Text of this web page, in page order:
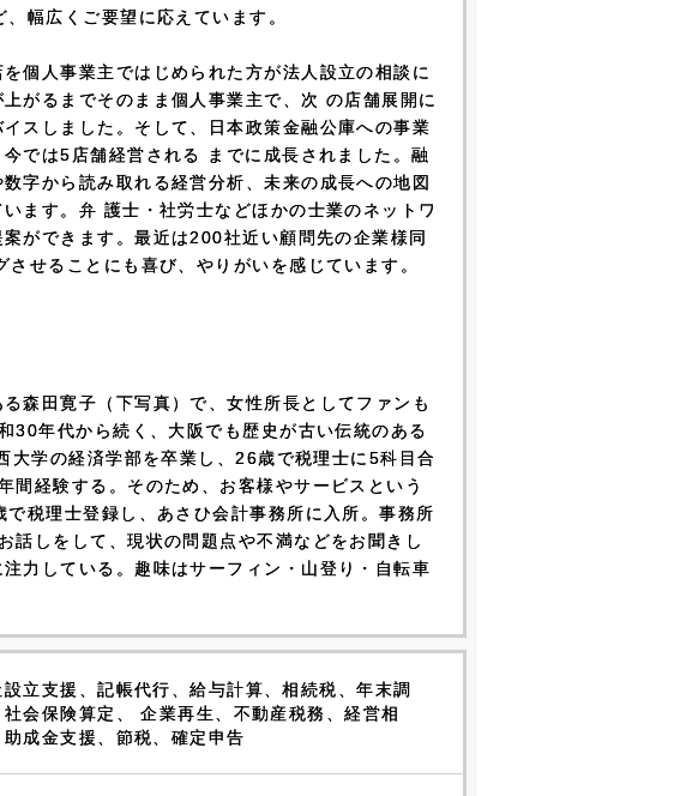
幅広くご要望に応えています。
個人事業主ではじめられた方が法人設立の相談に
がるまでそのまま個人事業主で、次 の店舗展開に
スしました。そして、日本政策金融公庫への事業
では5店舗経営される までに成長されました。融
字から読み取れる経営分析、未来の成長への地図
ます。弁 護士・社労士などほかの士業のネットワ
ができます。最近は200社近い顧問先の企業様同
せることにも喜び、やりがいを感じています。
森田寛子（下写真）で、女性所長としてファンも
30年代から続く、大阪でも歴史が古い伝統のある
大学の経済学部を卒業し、26歳で税理士に5科目合
間経験する。そのため、お客様やサービスという
税理士登録し、あさひ会計事務所に入所。事務所
話しをして、現状の問題点や不満などをお聞きし
力している。趣味はサーフィン・山登り・自転車
設立支援、記帳代行、給与計算、相続税、年末調
社会保険算定、 企業再生、不動産税務、経営相
助成金支援、節税、確定申告